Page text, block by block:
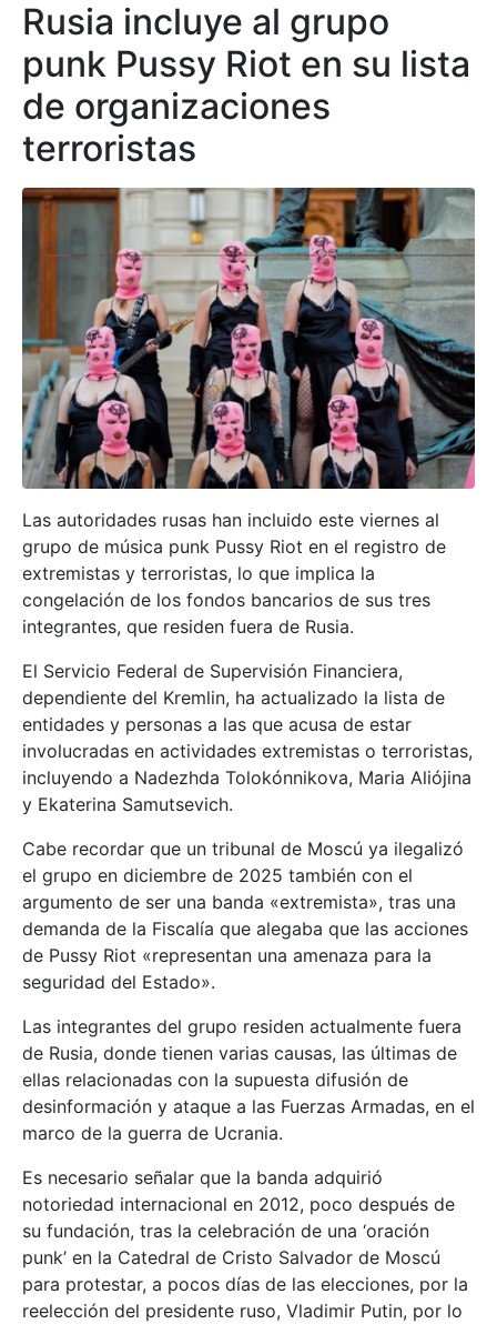
Rusia incluye al grupo
punk Pussy Riot en su lista
de organizaciones
terroristas
Las autoridades rusas han incluido este viernes al
grupo de música punk Pussy Riot en el registro de
extremistas y terroristas, lo que implica la
congelación de los fondos bancarios de sus tres
integrantes, que residen fuera de Rusia.
El Servicio Federal de Supervisión Financiera,
dependiente del Kremlin, ha actualizado la lista de
entidades y personas a las que acusa de estar
involucradas en actividades extremistas o terroristas,
incluyendo a Nadezhda Tolokónnikova, Maria Aliójina
y Ekaterina Samutsevich.
Cabe recordar que un tribunal de Moscú ya ilegalizó
el grupo en diciembre de 2025 también con el
argumento de ser una banda «extremista», tras una
demanda de la Fiscalía que alegaba que las acciones
de Pussy Riot «representan una amenaza para la
seguridad del Estado».
Las integrantes del grupo residen actualmente fuera
de Rusia, donde tienen varias causas, las últimas de
ellas relacionadas con la supuesta difusión de
desinformación y ataque a las Fuerzas Armadas, en el
marco de la guerra de Ucrania.
Es necesario señalar que la banda adquirió
notoriedad internacional en 2012, poco después de
su fundación, tras la celebración de una ‘oración
punk’ en la Catedral de Cristo Salvador de Moscú
para protestar, a pocos días de las elecciones, por la
reelección del presidente ruso, Vladimir Putin, por lo